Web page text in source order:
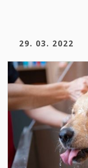
29. 03. 2022